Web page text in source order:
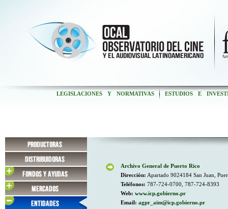
LEGISLACIONES Y NORMATIVAS ESTUDIOS E
Archivo General de Puerto Rico
Dirección: Apartado 9024184 San Juan,
Teléfonos: 787-724-0700, 787-724-8393
Web: www.icp.gobierno.pr
Email: agpr_aim@icp.gobierno.pr